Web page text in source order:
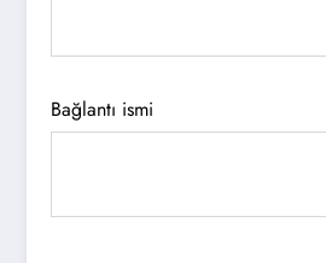
Bağlantı ismi